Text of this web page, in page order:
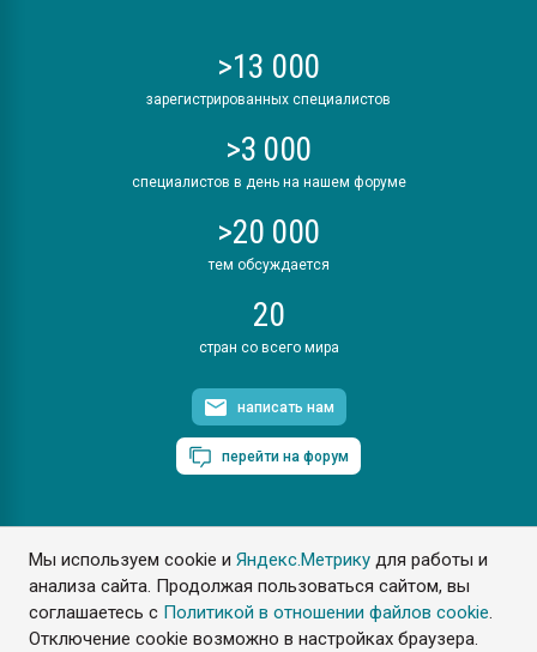
Мы используем cookie иЯндекс.Метрику для работы и
анализа сайта. Продолжая пользоваться сайтом, вы
соглашаетесь с Политикой в отношении файлов cookie.
Отключение cookie возможно в настройках браузера.
>13 000
зарегистрированных специалистов
>3 000
специалистов в день на нашем форуме
>20 000
тем обсуждается
20
стран со всего мира
написать нам
перейти на форум
ПластЭксперт © 2006. Все права защищены
Разрешается копирование материалов сайта с обязательной
ссылкой на www.e-plastic.ru
Разработка сайта